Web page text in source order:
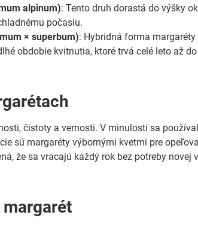
alpinum): Tento druh dorastá do výšky
počasiu.
× superbum): Hybridná forma
obdobie kvitnutia, ktoré trvá celé leto až do
čistoty a vernosti. V minulosti sa
sú margaréty výbornými kvetmi pre
že sa vracajú každý rok bez potreby novej